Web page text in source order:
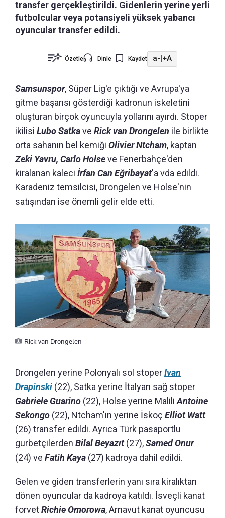
transfer gerçekleştirildi. Gidenlerin yerine yerli
futbolcular veya potansiyeli yüksek yabancı
oyuncular transfer edildi.
Özetle Dinle Kaydet a-|+A
Samsunspor, Süper Lig'e çıktığı ve Avrupa'ya
gitme başarısı gösterdiği kadronun iskeletini
oluşturan birçok oyuncuyla yollarını ayırdı. Stoper
ikilisi Lubo Satkave Rick van Drongelen ile birlikte
orta sahanın bel kemiği Olivier Ntcham, kaptan
Zeki Yavru, Carlo Holseve Fenerbahçe'den
kiralanan kaleci İrfan Can Eğribayat'a vda edildi.
Karadeniz temsilcisi, Drongelen ve Holse'nin
satışından ise önemli gelir elde etti.
Rick van Drongelen
Drongelen yerine Polonyalı sol stoperIvan
Drapinski (22), Satka yerine İtalyan sağ stoper
Gabriele Guarino (22), Holse yerine MaliliAntoine
Sekongo (22), Ntcham'ın yerine İskoç Elliot Watt
(26) transfer edildi. Ayrıca Türk pasaportlu
gurbetçilerden Bilal Beyazıt(27),Samed Onur
(24) ve Fatih Kaya (27) kadroya dahil edildi.
Gelen ve giden transferlerin yanı sıra kiralıktan
dönen oyuncular da kadroya katıldı. İsveçli kanat
forvetRichie Omorowa, Arnavut kanat oyuncusu